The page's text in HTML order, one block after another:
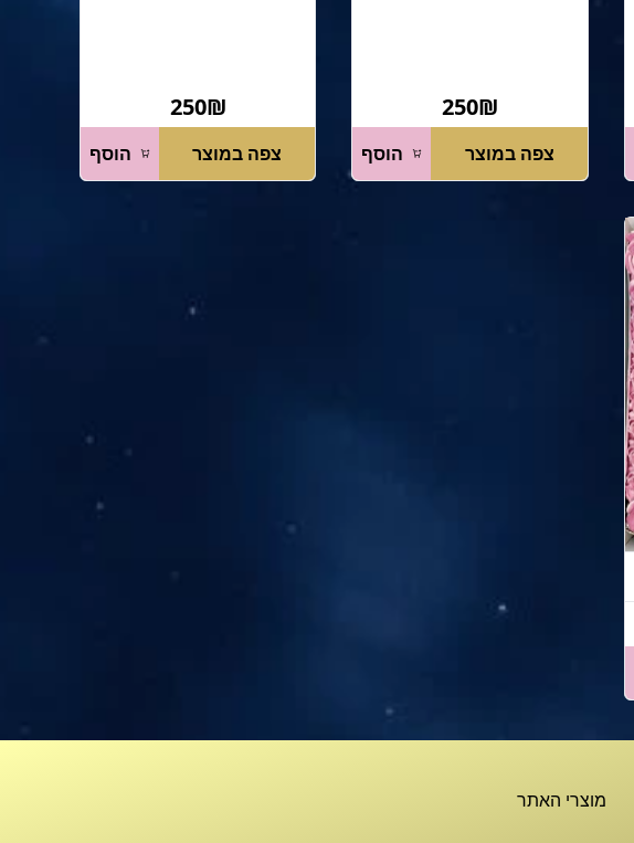
250₪
צפה במוצר הוסף
250₪
צפה במוצר הוסף
מוצרי האתר